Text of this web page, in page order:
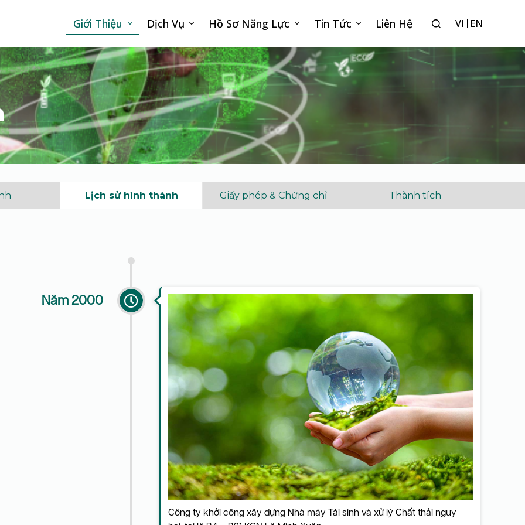
Giới Thiệu Dịch Vụ Hồ Sơ Năng Lực Tin Tức Liên Hệ VI EN
Lịch sử hình thành Giấy phép & Chứng chỉ Thành tích
Năm 2000
Công ty khởi công xây dựng Nhà máy Tái sinh và xử lý Chất thải nguy